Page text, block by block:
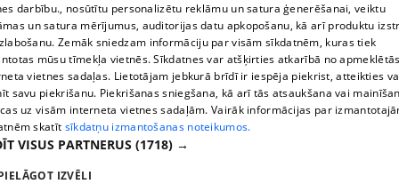
darbību., nosūtītu personalizētu reklāmu un satura ģenerēšanai, veiktu
un satura mērījumus, auditorijas datu apkopošanu, kā arī produktu
Zemāk sniedzam informāciju par visām sīkdatnēm, kuras tiek
mūsu tīmekļa vietnēs. Sīkdatnes var atšķirties atkarībā no
vietnes sadaļas. Lietotājam jebkurā brīdī ir iespēja piekrist, atteikties
savu piekrišanu. Piekrišanas sniegšana, kā arī tās atsaukšana vai
uz visām interneta vietnes sadaļām. Vairāk informācijas par
skatīt sīkdatņu izmantošanas noteikumos.
VISUS PARTNERUS (1718) →
IZVĒLI